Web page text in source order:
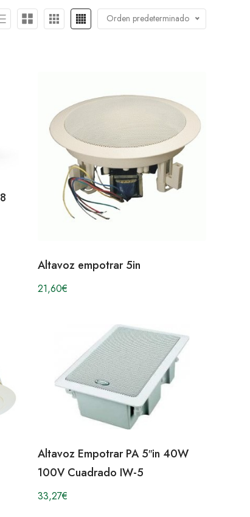
Orden predeterminado
Altavoz empotrar 5in
21,60€
Altavoz Empotrar PA 5″in 40W
100V Cuadrado IW-5
33,27€